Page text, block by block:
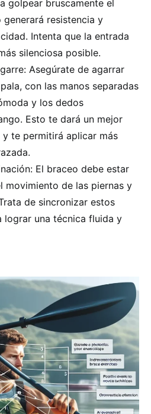
golpear bruscamente el
generará resistencia y
Intenta que la entrada
silenciosa posible.
Asegúrate de agarrar
con las manos separadas
y los dedos
Esto te dará un mejor
te permitirá aplicar más
El braceo debe estar
movimiento de las piernas y
de sincronizar estos
lograr una técnica fluida y